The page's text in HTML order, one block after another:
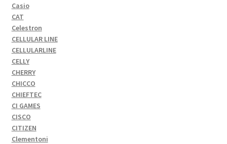
Casio
CAT
Celestron
CELLULAR LINE
CELLULARLINE
CELLY
CHERRY
CHICCO
CHIEFTEC
CI GAMES
CISCO
CITIZEN
Clementoni